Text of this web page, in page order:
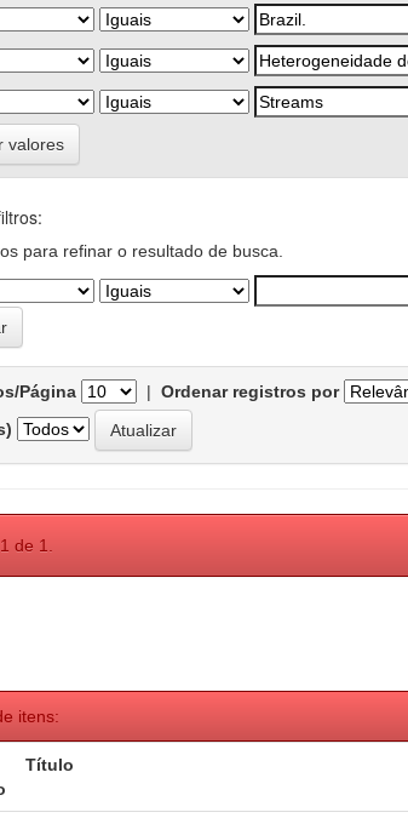
valores
para refinar o resultado de busca.
Página | Ordenar registros por
de 1.
itens:
Título